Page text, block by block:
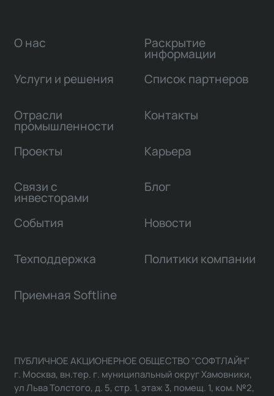
О нас
Услуги и решения
Отрасли
промышленности
Проекты
Связи с
инвесторами
Раскрытие
информации
Список партнеров
Контакты
Карьера
Блог
События Новости
Техподдержка Политики компании
Приемная Softline
ПУБЛИЧНОЕ АКЦИОНЕРНОЕ ОБЩЕСТВО "СОФТЛАЙН"
г. Москва, вн.тер. г. муниципальный округ Хамовники,
ул Льва Толстого, д. 5, стр. 1, этаж 3, помещ. 1, ком. №2,